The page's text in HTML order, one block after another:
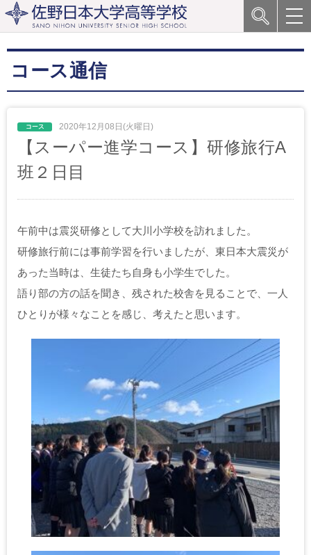
コース通信
2020年12月08日(火曜日)
【スーパー進学コース】研修旅行A
班２日目
午前中は震災研修として大川小学校を訪れました。
研修旅行前には事前学習を行いましたが、東日本大震災が
あった当時は、生徒たち自身も小学生でした。
語り部の方の話を聞き、残された校舎を見ることで、一人
ひとりが様々なことを感じ、考えたと思います。